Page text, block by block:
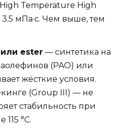
Temperature High
мПа·с. Чем выше, тем
или ester — синтетика на
(PAO) или
жёсткие условия.
(Group III) — не
стабильность при
°C.